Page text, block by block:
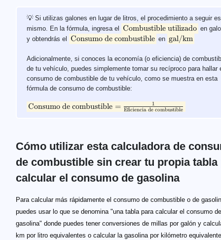
💡 Si utilizas galones en lugar de litros, el procedimiento a seguir
mismo. En la fórmula, ingresa el Combustible utilizado en
y obtendrás el Consumo de combustible en gal/km
Adicionalmente, si conoces la economía (o eficiencia) de
de tu vehículo, puedes simplemente tomar su recíproco para hallar
consumo de combustible de tu vehículo, como se muestra en esta
fórmula de consumo de combustible:
Consumo de combustible = Eficiencia de combustible
1
Cómo utilizar esta calculadora de
de combustible sin crear tu propia tabla
calcular el consumo de gasolina
Para calcular más rápidamente el consumo de combustible o de
puedes usar lo que se denomina "una tabla para calcular el consumo de
gasolina" donde puedes tener conversiones de millas por galón y
km por litro equivalentes o calcular la gasolina por kilómetro equivalente.